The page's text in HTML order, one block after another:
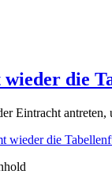
die
Eintracht
wieder die